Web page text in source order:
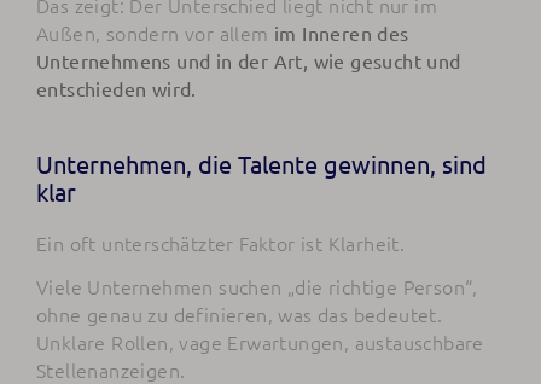
Außen, sondern vor allem im Inneren des
Unternehmens und in der Art, wie gesucht und
entschieden wird.
Unternehmen, die Talente gewinnen, sind
klar
Ein oft unterschätzter Faktor ist Klarheit.
Viele Unternehmen suchen „die richtige Person“,
ohne genau zu definieren, was das bedeutet.
Unklare Rollen, vage Erwartungen, austauschbare
Stellenanzeigen.